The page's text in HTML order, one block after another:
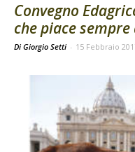
Convegno
che piace
Di Giorgio Setti - 15 Febbraio